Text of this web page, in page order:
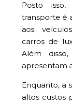
Posto
transporte é
aos
carros de
Além
apresentam
Enquanto, a
altos custos